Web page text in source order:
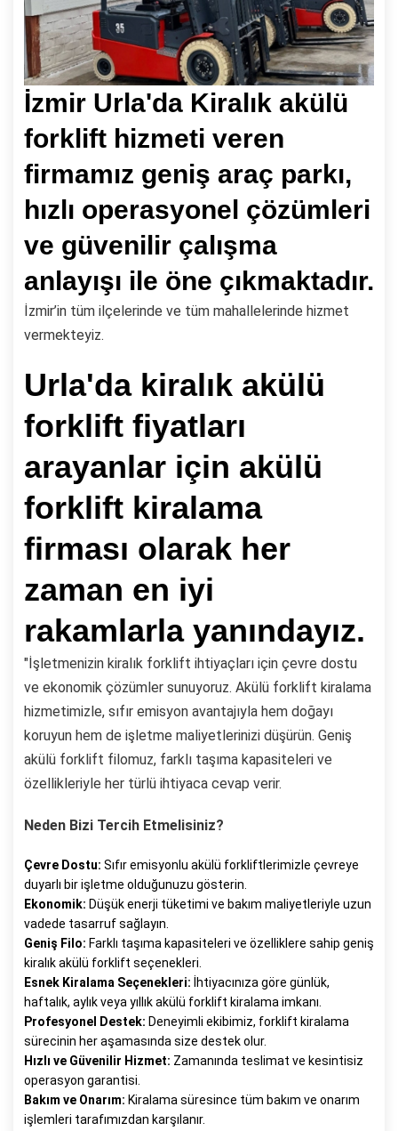
İzmir Urla'da Kiralık akülü
forklift hizmeti veren
firmamız geniş araç parkı,
hızlı operasyonel çözümleri
ve güvenilir çalışma
anlayışı ile öne çıkmaktadır.
İzmir’in tüm ilçelerinde ve tüm mahallelerinde hizmet
vermekteyiz.
Urla'da kiralık akülü
forklift fiyatları
arayanlar için akülü
forklift kiralama
firması olarak her
zaman en iyi
rakamlarla yanındayız.
"İşletmenizin kiralık forklift ihtiyaçları için çevre dostu
ve ekonomik çözümler sunuyoruz. Akülü forklift kiralama
hizmetimizle, sıfır emisyon avantajıyla hem doğayı
koruyun hem de işletme maliyetlerinizi düşürün. Geniş
akülü forklift filomuz, farklı taşıma kapasiteleri ve
özellikleriyle her türlü ihtiyaca cevap verir.
Neden Bizi Tercih Etmelisiniz?
Çevre Dostu: Sıfır emisyonlu akülü forkliftlerimizle çevreye
duyarlı bir işletme olduğunuzu gösterin.
Ekonomik: Düşük enerji tüketimi ve bakım maliyetleriyle uzun
vadede tasarruf sağlayın.
Geniş Filo: Farklı taşıma kapasiteleri ve özelliklere sahip geniş
kiralık akülü forklift seçenekleri.
Esnek Kiralama Seçenekleri: İhtiyacınıza göre günlük,
haftalık, aylık veya yıllık akülü forklift kiralama imkanı.
Profesyonel Destek: Deneyimli ekibimiz, forklift kiralama
sürecinin her aşamasında size destek olur.
Hızlı ve Güvenilir Hizmet: Zamanında teslimat ve kesintisiz
operasyon garantisi.
Bakım ve Onarım: Kiralama süresince tüm bakım ve onarım
işlemleri tarafımızdan karşılanır.